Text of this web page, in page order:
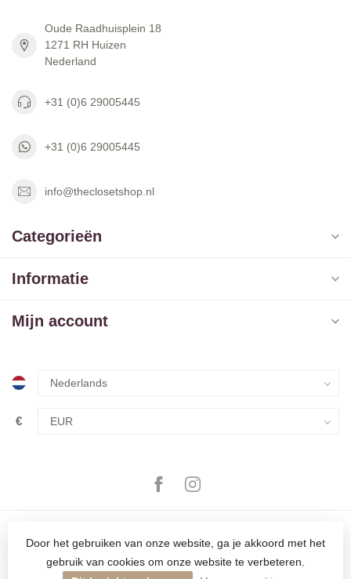
Oude Raadhuisplein 18
1271 RH Huizen
Nederland
+31 (0)6 29005445
+31 (0)6 29005445
info@theclosetshop.nl
Categorieën
Informatie
Mijn account
€
Door het gebruiken van onze website, ga je akkoord met het
gebruik van cookies om onze website te verbeteren.